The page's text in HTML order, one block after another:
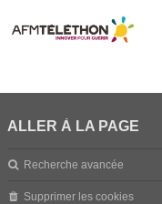
ALLER À LA PAGE
Recherche avancée
Supprimer les cookies